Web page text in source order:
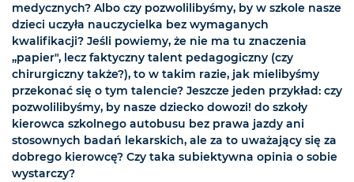
medycznych? Albo czy pozwolilibyśmy, by w szkole nasze
dzieci uczyła nauczycielka bez wymaganych
kwalifikacji? Jeśli powiemy, że nie ma tu znaczenia
„papier", lecz faktyczny talent pedagogiczny (czy
chirurgiczny także?), to w takim razie, jak mielibyśmy
przekonać się o tym talencie? Jeszcze jeden przykład: czy
pozwolilibyśmy, by nasze dziecko dowozi! do szkoły
kierowca szkolnego autobusu bez prawa jazdy ani
stosownych badań lekarskich, ale za to uważający się za
dobrego kierowcę? Czy taka subiektywna opinia o sobie
wystarczy?